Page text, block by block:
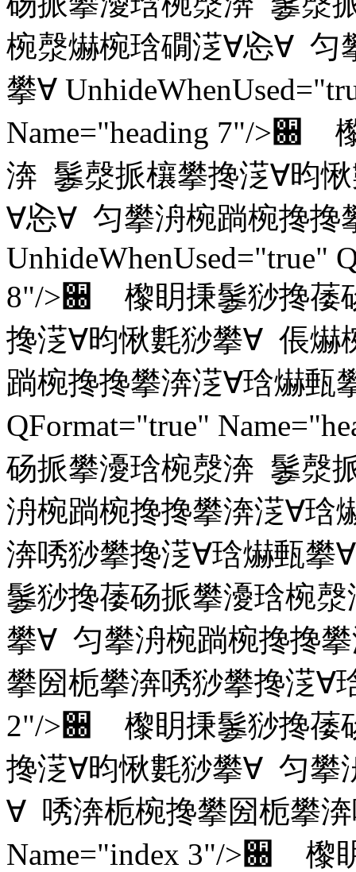
椀漀爀椀琀礀㴀∀㤀∀ 匀
攀∀
Name="heading 7"/>਀
渀 䰀漀挀欀攀搀㴀∀昀
∀㤀∀ 匀攀洀椀䠀椀搀搀
UnhideWhenUsed="true"
8"/>਀ 㰀眀㨀䰀猀搀䔀
搀㴀∀昀愀氀猀攀∀ 倀爀
䠀椀搀搀攀渀㴀∀琀爀甀
QFormat="true"
砀挀攀瀀琀椀漀渀 䰀漀
洀椀䠀椀搀搀攀渀㴀∀琀
渀唀猀攀搀㴀∀琀爀甀
䰀猀搀䔀砀挀攀瀀琀椀
攀∀ 匀攀洀椀䠀椀搀搀
攀圀栀攀渀唀猀攀搀㴀∀
2"/>਀ 㰀眀㨀䰀猀搀䔀
搀㴀∀昀愀氀猀攀∀ 匀攀
∀ 唀渀栀椀搀攀圀栀攀
Name="index 3"/>਀ 㰀